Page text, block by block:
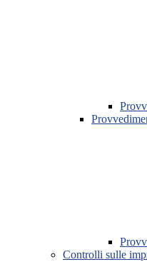
Controlli sulle